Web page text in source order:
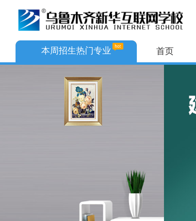
本周招生热门专业
AI+网络运维与无人机应用
AI艺术设计与形象美学
首页